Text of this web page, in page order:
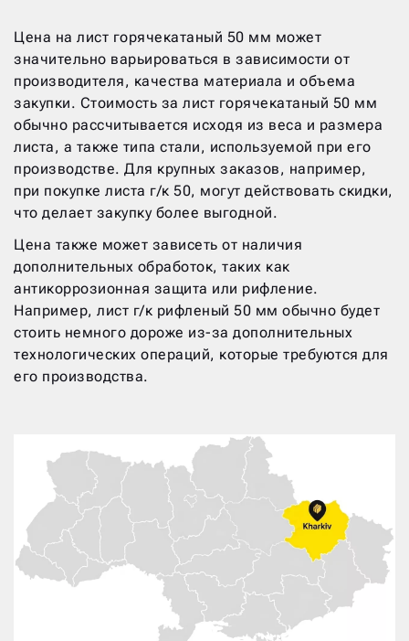
Цена на лист горячекатаный 50 мм может
значительно варьироваться в зависимости от
производителя, качества материала и объема
закупки. Стоимость за лист горячекатаный 50 мм
обычно рассчитывается исходя из веса и размера
листа, а также типа стали, используемой при его
производстве. Для крупных заказов, например,
при покупке листа г/к 50, могут действовать скидки,
что делает закупку более выгодной.
Цена также может зависеть от наличия
дополнительных обработок, таких как
антикоррозионная защита или рифление.
Например, лист г/к рифленый 50 мм обычно будет
стоить немного дороже из-за дополнительных
технологических операций, которые требуются для
его производства.